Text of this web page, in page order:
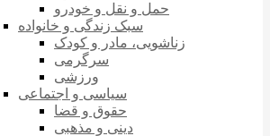
حمل و نقل و خودرو
سبک زندگی و خانواده
زناشویی، مادر و کودک
سرگرمی
ورزشی
سیاسی و اجتماعی
حقوق و قضا
دینی و مذهبی